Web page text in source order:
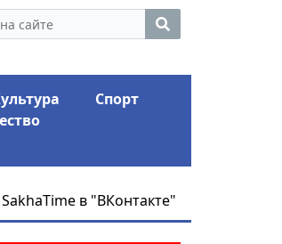
04.08.2026
Спорт
в "ВКонтакте"